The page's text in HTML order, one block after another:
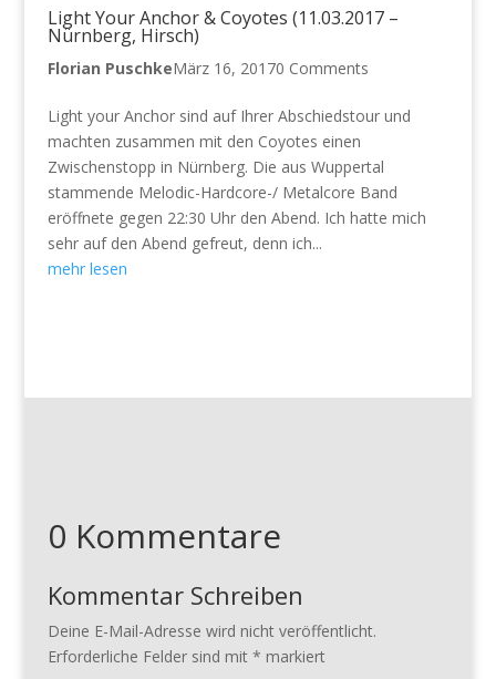
Light Your Anchor & Coyotes (11.03.2017 –
Nürnberg, Hirsch)
Florian PuschkeMärz 16, 20170 Comments
Light your Anchor sind auf Ihrer Abschiedstour und
machten zusammen mit den Coyotes einen
Zwischenstopp in Nürnberg. Die aus Wuppertal
stammende Melodic-Hardcore-/ Metalcore Band
eröffnete gegen 22:30 Uhr den Abend. Ich hatte mich
sehr auf den Abend gefreut, denn ich...
mehr lesen
0 Kommentare
Kommentar Schreiben
Deine E-Mail-Adresse wird nicht veröffentlicht.
Erforderliche Felder sind mit * markiert